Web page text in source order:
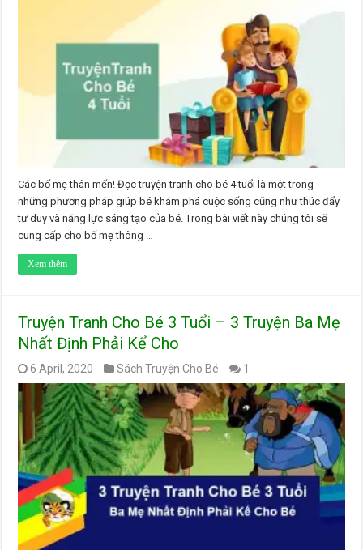
Các bố mẹ thân mến! Đọc truyện tranh cho bé 4 tuổi là một trong
những phương pháp giúp bé khám phá cuộc sống cũng như thúc đẩy
tư duy và năng lực sáng tạo của bé. Trong bài viết này chúng tôi sẽ
cung cấp cho bố mẹ thông …
Xem thêm
Truyện Tranh Cho Bé 3 Tuổi – 3 Truyện Ba Mẹ
Nhất Định Phải Kể Cho
6 April, 2020 Sách Truyện Cho Bé 1